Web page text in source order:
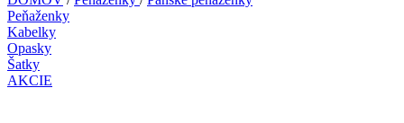
Peňaženky
Kabelky
Opasky
Šatky
AKCIE